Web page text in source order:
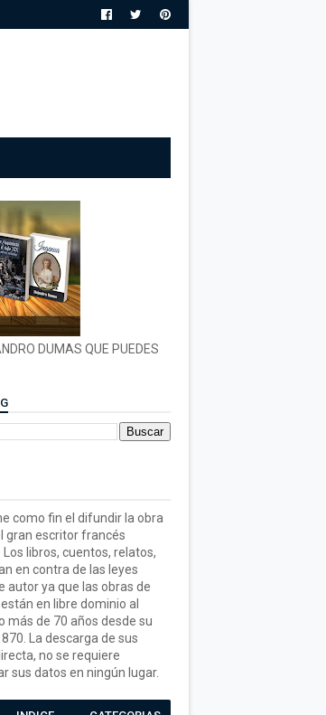
DUMAS QUE PUEDES
como fin el difundir la obra
gran escritor francés
libros, cuentos, relatos,
en contra de las leyes
autor ya que las obras de
en libre dominio al
más de 70 años desde su
La descarga de sus
no se requiere
sus datos en ningún lugar.